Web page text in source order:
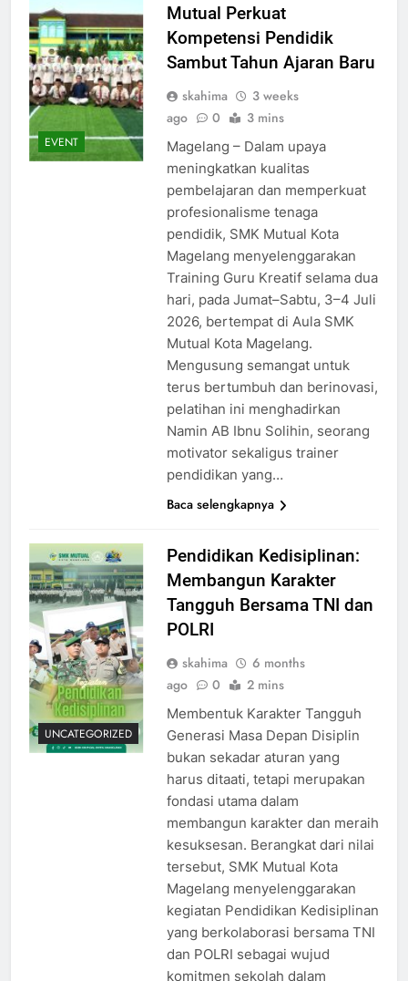
EVENT
Mutual Perkuat
Kompetensi Pendidik
Sambut Tahun Ajaran Baru
skahima
3 weeks
ago
0 3 mins
Magelang – Dalam upaya
meningkatkan kualitas
pembelajaran dan memperkuat
profesionalisme tenaga
pendidik, SMK Mutual Kota
Magelang menyelenggarakan
Training Guru Kreatif selama dua
hari, pada Jumat–Sabtu, 3–4 Juli
2026, bertempat di Aula SMK
Mutual Kota Magelang.
Mengusung semangat untuk
terus bertumbuh dan berinovasi,
pelatihan ini menghadirkan
Namin AB Ibnu Solihin, seorang
motivator sekaligus trainer
pendidikan yang…
Baca selengkapnya
UNCATEGORIZED
Pendidikan Kedisiplinan:
Membangun Karakter
Tangguh Bersama TNI dan
POLRI
skahima
6 months
ago
0 2 mins
Membentuk Karakter Tangguh
Generasi Masa Depan Disiplin
bukan sekadar aturan yang
harus ditaati, tetapi merupakan
fondasi utama dalam
membangun karakter dan meraih
kesuksesan. Berangkat dari nilai
tersebut, SMK Mutual Kota
Magelang menyelenggarakan
kegiatan Pendidikan Kedisiplinan
yang berkolaborasi bersama TNI
dan POLRI sebagai wujud
komitmen sekolah dalam